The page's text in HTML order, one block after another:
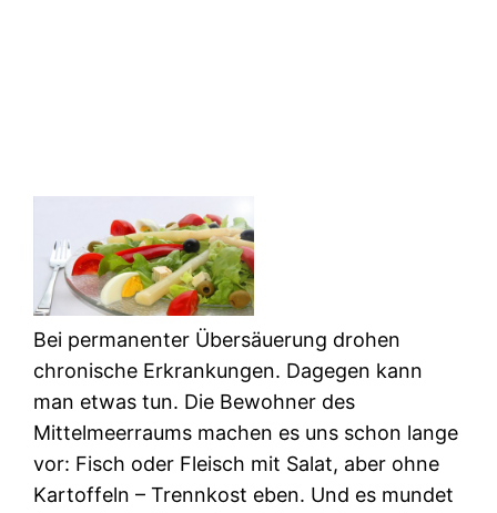
Bei permanenter Übersäuerung drohen
chronische Erkrankungen. Dagegen kann
man etwas tun. Die Bewohner des
Mittelmeerraums machen es uns schon lange
vor: Fisch oder Fleisch mit Salat, aber ohne
Kartoffeln – Trennkost eben. Und es mundet